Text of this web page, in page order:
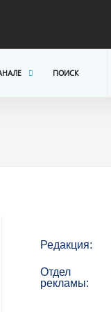
ПОИСК
Редакция:
Отдел
рекламы: